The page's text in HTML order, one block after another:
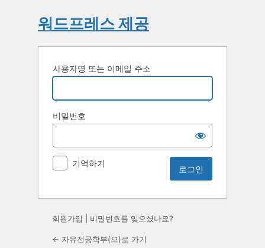
워드프레스 제공
사용자명 또는 이메일 주소
비밀번호
기억하기
회원가입 비밀번호를 잊으셨나요?
← 자유전공학부(으)로 가기